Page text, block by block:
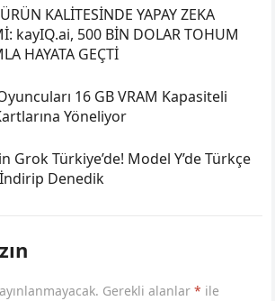
KALİTESİNDE YAPAY ZEKA
kayIQ.ai, 500 BİN DOLAR TOHUM
HAYATA GEÇTİ
16 GB VRAM Kapasiteli
Yöneliyor
Grok Türkiye’de! Model Y’de Türkçe
Denedik
Gerekli alanlar* ile